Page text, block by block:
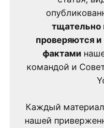
тщательно
проверяются
фактами
командой и
Каждый
нашей